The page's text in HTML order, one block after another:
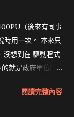
（後來有同事
時用一次。 本來只
沒想到在 驅動程式
就是政府單位的
閱讀完整內容